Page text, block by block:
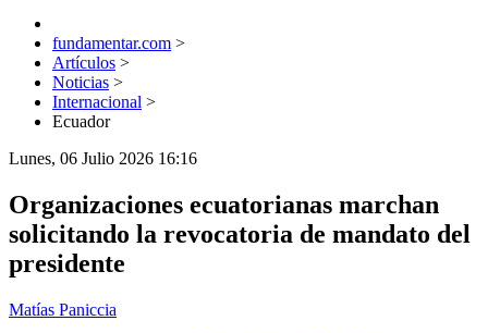
fundamentar.com >
Artículos >
Noticias >
Internacional >
Ecuador
Lunes, 06 Julio 2026 16:16
Organizaciones ecuatorianas marchan
solicitando la revocatoria de mandato del
presidente
Matías Paniccia